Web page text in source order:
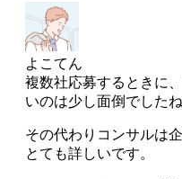
よこてん
複数社応募するときに
いのは少し面倒でしたね
その代わりコンサルは
とても詳しいです。